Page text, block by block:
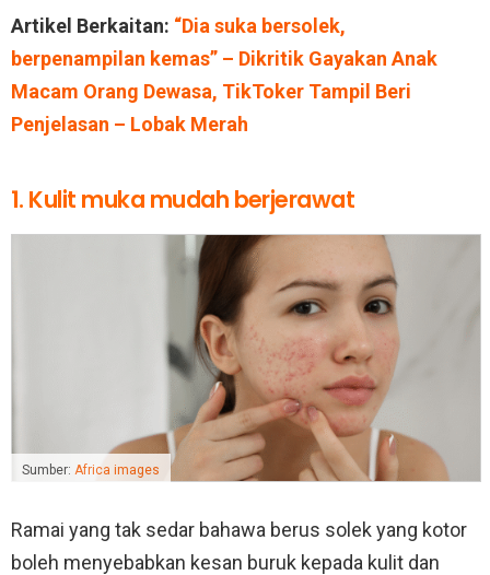
Artikel Berkaitan: “Dia suka bersolek,
berpenampilan kemas” – Dikritik Gayakan Anak
Macam Orang Dewasa, TikToker Tampil Beri
Penjelasan – Lobak Merah
1. Kulit muka mudah berjerawat
Sumber: Africa images
Ramai yang tak sedar bahawa berus solek yang kotor
boleh menyebabkan kesan buruk kepada kulit dan